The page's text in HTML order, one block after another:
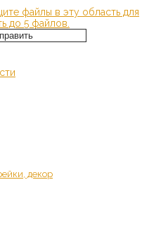
файлы в эту область для
до 5 файлов.
декор